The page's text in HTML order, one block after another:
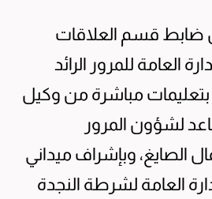
ضابط قسم العلاقات
العامة للمرور الرائد
بتعليمات مباشرة من وكيل
لشؤون المرور
الصايغ، وبإشراف ميداني
العامة لشرطة النجدة